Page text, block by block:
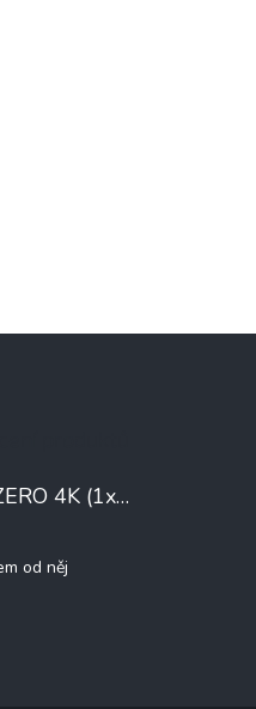
Vu+ ZERO 4K (1x DVB-T2/C)
produktu je 5 z 5 hvězdiček.
od něj